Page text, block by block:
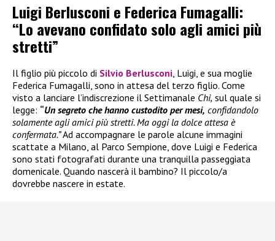
Luigi Berlusconi e Federica Fumagalli:
“Lo avevano confidato solo agli amici più
stretti”
Il figlio più piccolo di Silvio Berlusconi, Luigi, e sua moglie
Federica Fumagalli, sono in attesa del terzo figlio. Come
visto a lanciare l’indiscrezione il Settimanale Chi, sul quale si
legge: “Un segreto che hanno custodito per mesi, confidandolo
solamente agli amici più stretti. Ma oggi la dolce attesa è
confermata.”Ad accompagnare le parole alcune immagini
scattate a Milano, al Parco Sempione, dove Luigi e Federica
sono stati fotografati durante una tranquilla passeggiata
domenicale. Quando nascerà il bambino? Il piccolo/a
dovrebbe nascere in estate.